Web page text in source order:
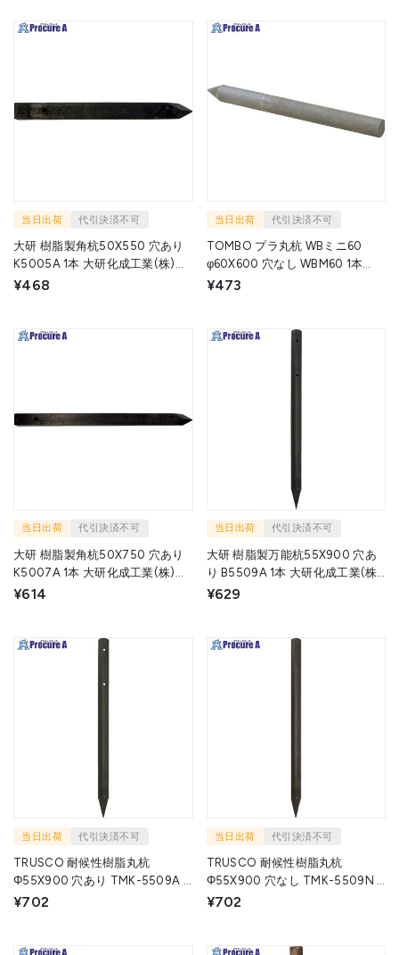
当日出荷 代引決済不可
大研 樹脂製角杭50X550 穴あり
K5005A 1本 大研化成工業(株)
▼134-7464
¥468
当日出荷 代引決済不可
TOMBO プラ丸杭 WBミニ60
φ60X600 穴なし WBM60 1本
▼435-2971
¥473
当日出荷 代引決済不可
大研 樹脂製角杭50X750 穴あり
K5007A 1本 大研化成工業(株)
▼134-7469
¥614
当日出荷 代引決済不可
大研 樹脂製万能杭55X900 穴あ
り B5509A 1本 大研化成工業(株)
▼134-7454
¥629
当日出荷 代引決済不可
TRUSCO 耐候性樹脂丸杭
Φ55X900 穴あり TMK-5509A 1
本 ▼818-9623
¥702
当日出荷 代引決済不可
TRUSCO 耐候性樹脂丸杭
Φ55X900 穴なし TMK-5509N 1
本 ▼195-3400
¥702